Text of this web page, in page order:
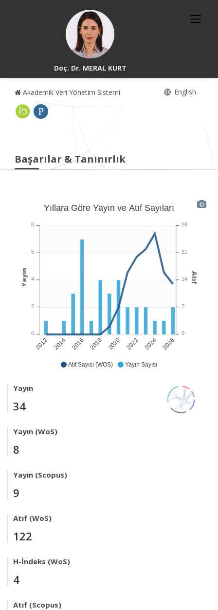
Doç. Dr. MERAL KURT
Akademik Veri Yönetim Sistemi English
Başarılar & Tanınırlık
Atıf Sayısı (WOS) Yayın Sayısı
2012 2014 2016 2018 2020 2022 2024 2026
Yıllara Göre Yayın ve Atıf Sayıları
28
21
14
7
0
Atıf
8
6
4
2
0
Yayın
Yayın
34
Yayın (WoS)
8
Yayın (Scopus)
9
Atıf (WoS)
122
H-İndeks (WoS)
4
Atıf (Scopus)